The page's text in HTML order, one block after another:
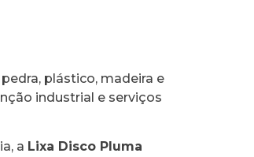
plástico, madeira e
industrial e serviços
a Lixa Disco Pluma